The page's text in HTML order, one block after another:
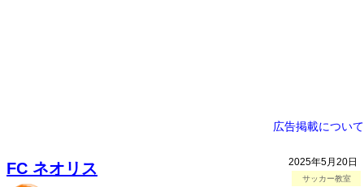
広告掲載について
2025年5月20日
サッカー教室
FC ネオリス